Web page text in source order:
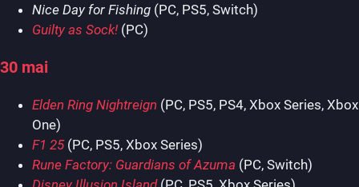
Nice Day for Fishing (PC, PS5, Switch)
Guilty as Sock! (PC)
30 mai
Elden Ring Nightreign (PC, PS5, PS4, Xbox Series, Xbox
One)
F1 25(PC, PS5, Xbox Series)
Rune Factory: Guardians of Azuma (PC, Switch)